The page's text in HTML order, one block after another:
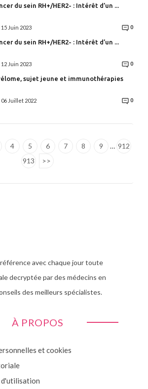
Cancer du sein RH+/HER2- : Intérêt d’un ...
15 Juin 2023 0
Cancer du sein RH+/HER2- : Intérêt d’un ...
12 Juin 2023 0
sujet jeune et immunothérapies
06 Juillet 2022 0
4 5 6 7 8 9 … 912
913
>>
avec chaque jour toute
decryptée par des médecins en
des meilleurs spécialistes.
À PROPOS
et cookies